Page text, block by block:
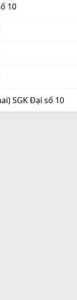
10
SGK Đại số 10